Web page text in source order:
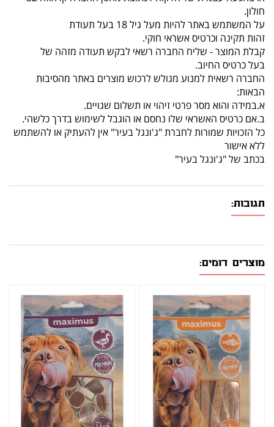
חולון.
על המשתמש באתר להיות מעל גיל 18 בעל תעודת
זהות תקינה וכרטיס אשראי חוקי.
קבלת המוצר - שליח החברה רשאי לבקש תעודה מזהה של
בעל כרטיס החיוב.
החברה רשאית למנוע מגולש לרכוש מוצרים באתר מהסיבות
הבאות:
א.במידה והוא מסר פרטי זיהוי או תשלום שגויים.
ב.אם כרטיס האשראי שלו נחסם או הוגבל לשימוש בדרך כלשהי.
כל הזכויות שמורות לחברת "ג'ונגל בעיר" אין להעתיק או להשתמש
ללא אישור
בכתב של "ג'ונגל בעיר"
תגובות:
מוצרים דומים: